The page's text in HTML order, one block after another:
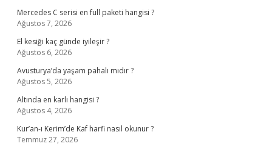
Mercedes C serisi en full paketi hangisi ?
Ağustos 7, 2026
El kesiği kaç günde iyileşir ?
Ağustos 6, 2026
Avusturya’da yaşam pahalı mıdır ?
Ağustos 5, 2026
Altında en karlı hangisi ?
Ağustos 4, 2026
Kur’an-ı Kerim’de Kaf harfi nasıl okunur ?
Temmuz 27, 2026